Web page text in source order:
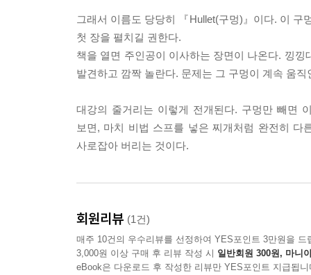
그래서 이름도 당당히 『Hullet(구멍)』이다. 이
첫 장을 펼치길 권한다.
책을 열면 주인공이 이사하는 장면이 나온다. 낑
발견하고 깜짝 놀란다. 문제는 그 구멍이 계속 움
대강의 줄거리는 이렇게 전개된다. 구멍만 빼면
보면, 마치 비법 스프를 넣은 찌개처럼 완전히
사로잡아 버리는 것이다.
회원리뷰 (1건)
매주 10건의 우수리뷰를 선정하여 YES포인트 3만원을 드
3,000원 이상 구매 후 리뷰 작성 시 일반회원 300원, 마니
eBook은 다운로드 후 작성한 리뷰만 YES포인트 지급됩니